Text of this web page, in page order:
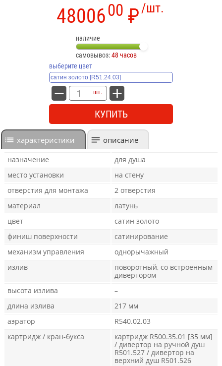
/шт.
4800600 ₽
наличие
самовывоз:48 часов
выберите цвет
шт.
КУПИТЬ
характеристики описание
назначение
для душа
место установки
на стену
отверстия для монтажа
2 отверстия
материал
латунь
цвет
сатин золото
финиш поверхности
сатинирование
механизм управления
однорычажный
излив
поворотный, со встроенным
дивертором
высота излива
–
длина излива
217 мм
аэратор
R540.02.03
картридж / кран-букса
картридж R500.35.01 [35 мм]
/ дивертор на ручной душ
R501.527 / дивертор на
верхний душ R501.526